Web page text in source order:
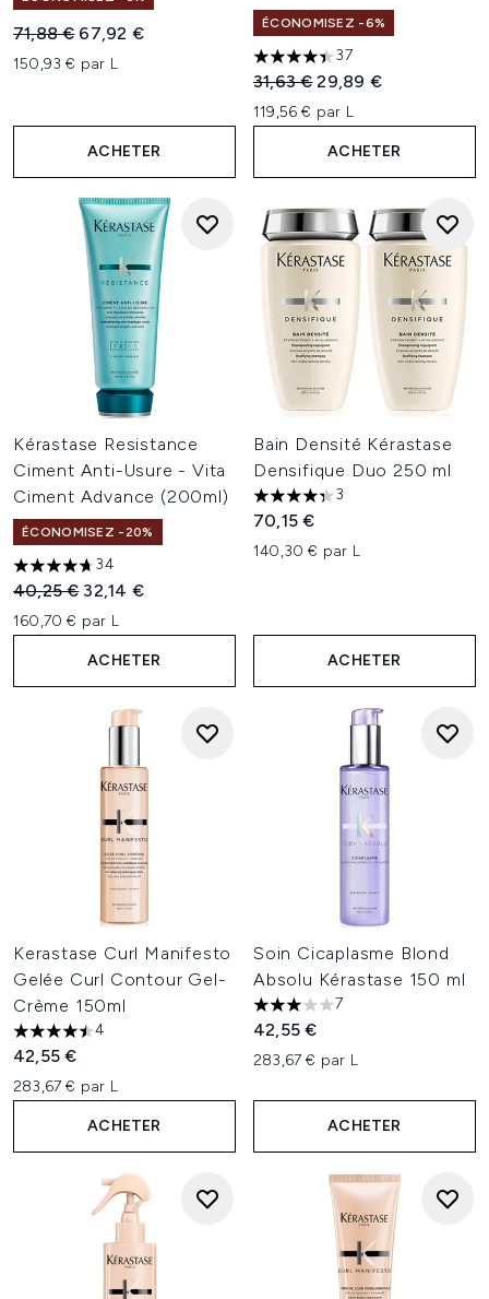
Prix de vente :
71,88 € Prix ​​actuel :
67,92 €
150,93 € par L
ACHETER
ÉCONOMISEZ -6%
4.38 étoiles sur un maximum
37
Prix de vente :
31,63 €Prix ​​actuel :
29,89 €
119,56 € par L
ACHETER
Kérastase Resistance
Ciment Anti-Usure - Vita
Ciment Advance (200ml)
ÉCONOMISEZ -20%
4.68 étoiles sur un maximum de 5
34
Prix de vente :
40,25 € Prix ​​actuel :
32,14 €
160,70 € par L
ACHETER
Bain Densité Kérastase
Densifique Duo 250 ml
4.33 étoiles sur un maximum
3
70,15 €
140,30 € par L
ACHETER
Kerastase Curl Manifesto
Gelée Curl Contour Gel-
Crème 150ml
4.5 étoiles sur un maximum de 5
4
42,55 €
283,67 € par L
ACHETER
Soin Cicaplasme Blond
Absolu Kérastase 150 ml
3 étoiles sur un maximum de
7
42,55 €
283,67 € par L
ACHETER